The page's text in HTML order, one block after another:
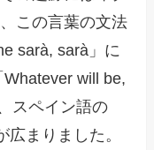
この言葉の文法
sarà, sarà」に
will be,
スペイン語の
広まりました。